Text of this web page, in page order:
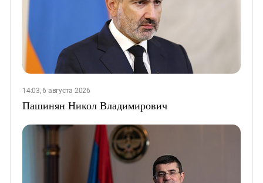
14:03, 6 августа 2026
Пашинян Никол Владимирович